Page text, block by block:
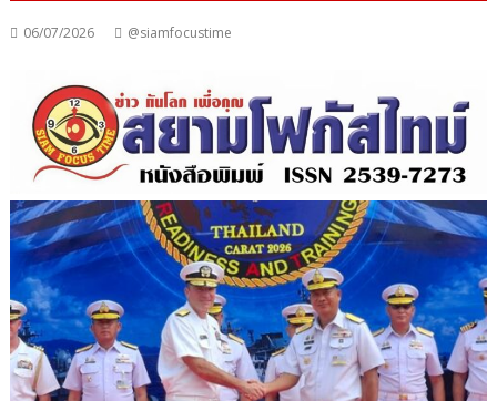
06/07/2026 @siamfocustime